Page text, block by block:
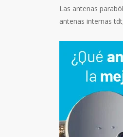
Las antenas
antenas internas